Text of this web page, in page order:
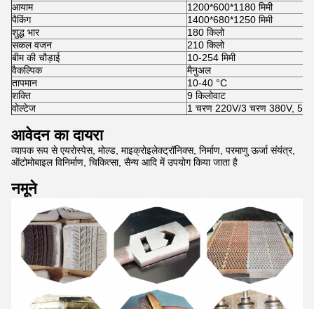
आयाम
1200*600*1180 मिमी
पैकिंग
1400*680*1250 मिमी
शुद्ध भार
180 किलो
सकल वजन
210 किलो
बीम की चौड़ाई
10-254 मिमी
वैकल्पिक
मैनुअल
तापमान
10-40 °C
शक्ति
9 किलोवाट
वोल्टेज
1 चरण 220V/3 चरण 380V, 50/
आवेदन का दायरा
व्यापक रूप से एयरोस्पेस, मोल्ड, माइक्रोइलेक्ट्रॉनिक्स, निर्माण, परमाणु ऊर्जा संयंत्र,
ऑटोमोबाइल विनिर्माण, चिकित्सा, सैन्य आदि में उपयोग किया जाता है
नमूने